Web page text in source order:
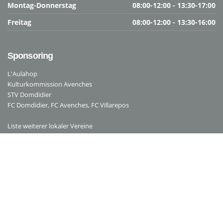
Montag-Donnerstag
08:00-12:00 - 13:30-17:00
Freitag
08:00-12:00 - 13:30-16:00
Sponsoring
L'Aulahop
Kulturkommission Avenches
STV Domdidier
FC Domdidier, FC Avenches, FC Villarepos
Liste weiterer lokaler Vereine